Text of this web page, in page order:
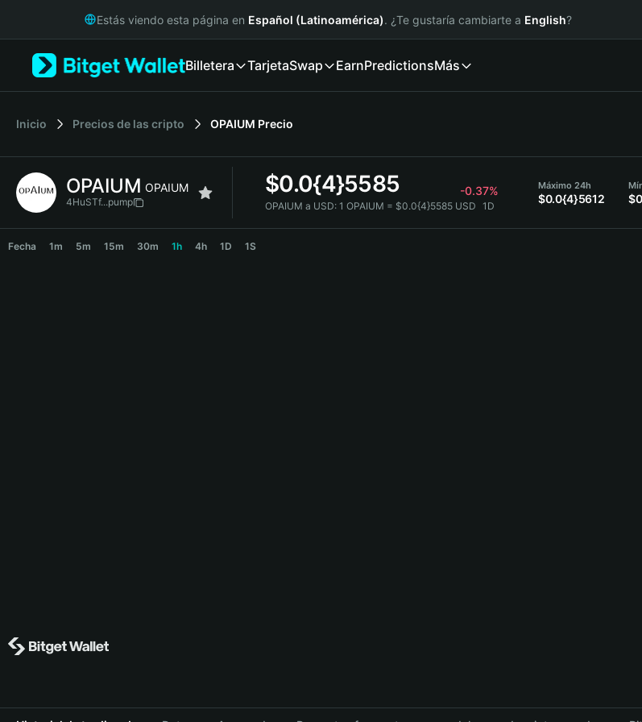
Русский
Italiano
简体中文
繁體中文
Bahasa Indonesia
Estás viendo esta página en Español (Latinoamérica). ¿Te gustaría cambiarte a English?
Billetera TarjetaSwap EarnPredictionsMás
Inicio Precios de las cripto OPAIUM Precio
OPAIUM OPAIUM
4HuSTf...pump
$0.0{4}5585 -0.37%
OPAIUM a USD: 1 OPAIUM = $0.0{4}5585 USD 1D
Máximo 24h
$0.0{4}5612
Fecha 1m 5m 15m 30m 1h 4h 1D 1S